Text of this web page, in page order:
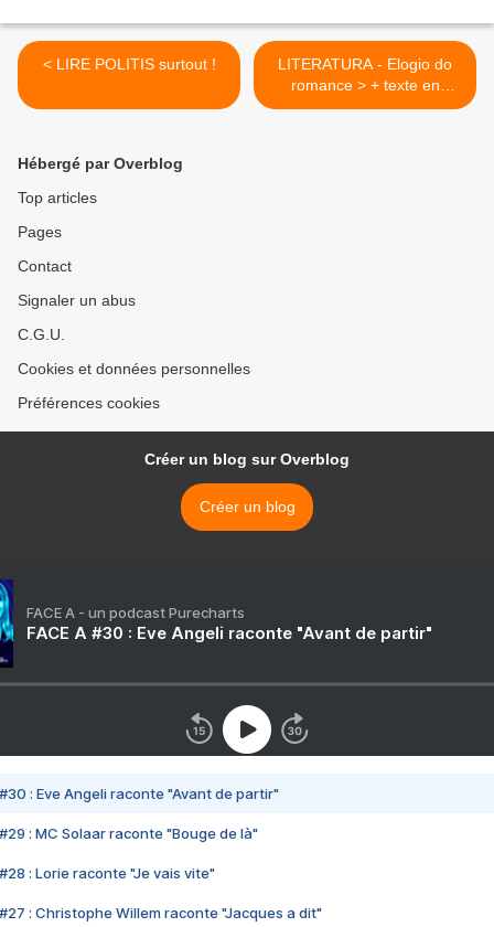
< LIRE POLITIS surtout !
LITERATURA - Elogio do
romance > + texte en
Français "La religion est
Hébergé par Overblog
Top articles
Pages
Contact
Signaler un abus
C.G.U.
Cookies et données personnelles
Préférences cookies
Créer un blog sur Overblog
Créer un blog
FACE A - un podcast Purecharts
FACE A #30 : Eve Angeli raconte "Avant de partir"
#30 : Eve Angeli raconte "Avant de partir"
#29 : MC Solaar raconte "Bouge de là"
#28 : Lorie raconte "Je vais vite"
#27 : Christophe Willem raconte "Jacques a dit"